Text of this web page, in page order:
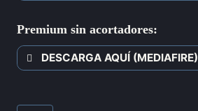
Premium sin acortadores:
DESCARGA AQUÍ (MEDIAFIRE)